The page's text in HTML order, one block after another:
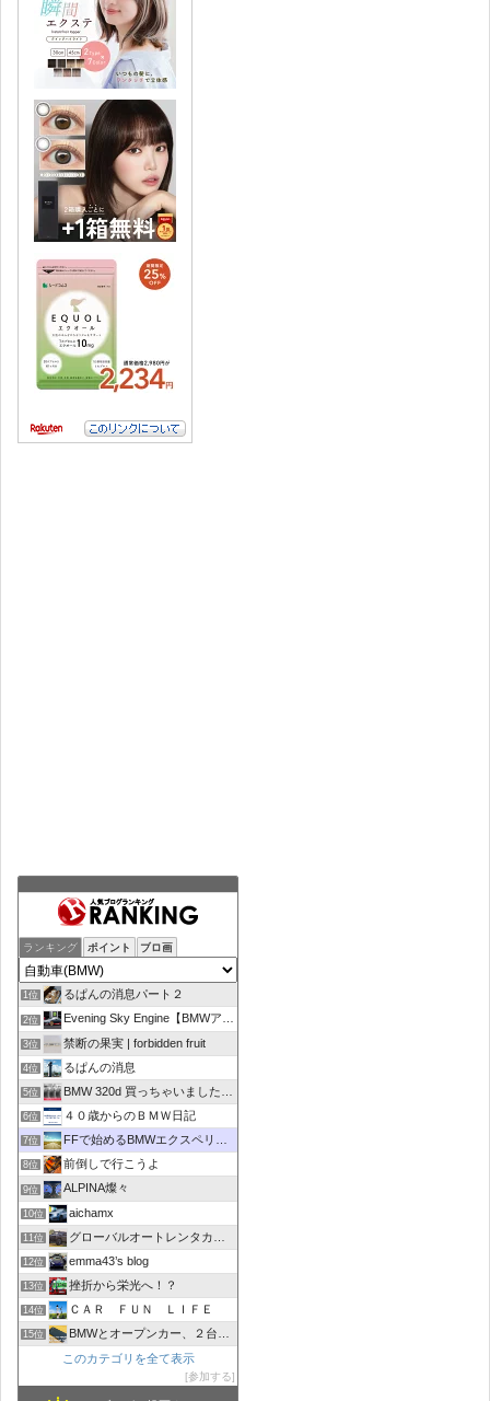
ランキング ポイント ブロ画
1位 るぱんの消息パート２
2位 Evening Sky Engine【BMWアルピナD4】
3位 禁断の果実 | forbidden fruit
4位 るぱんの消息
5位 BMW 320d 買っちゃいました！！
6位 ４０歳からのＢＭＷ日記
7位 FFで始めるBMWエクスペリエンス
8位 前倒しで行こうよ
9位 ALPINA燦々
10位 aichamx
11位 グローバルオートレンタカーブログ
12位 emma43’s blog
13位 挫折から栄光へ！？
14位 ＣＡＲ ＦＵＮ ＬＩＦＥ
15位
BMWとオープンカー、２台持ちは大変でした/GOCCHI
このカテゴリを全て表示
参加する